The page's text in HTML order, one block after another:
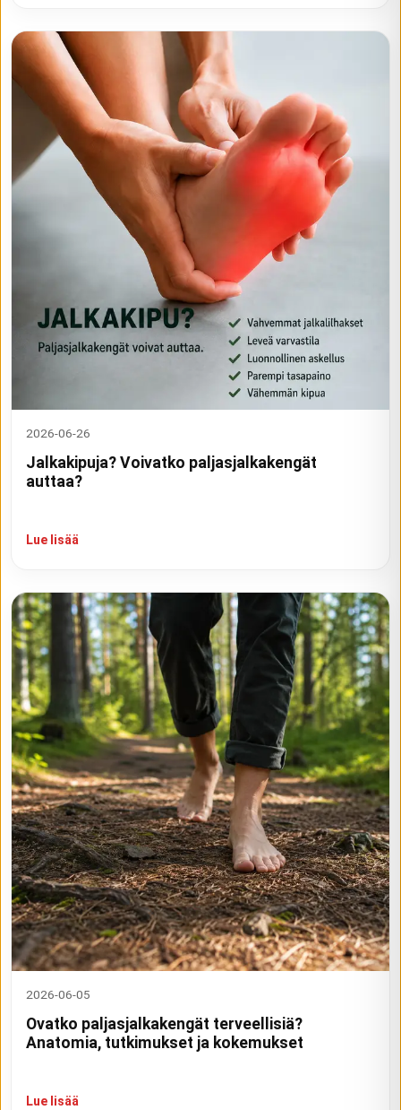
2026-06-26
Jalkakipuja? Voivatko paljasjalkakengät
auttaa?
Lue lisää
2026-06-05
Ovatko paljasjalkakengät terveellisiä?
Anatomia, tutkimukset ja kokemukset
Lue lisää